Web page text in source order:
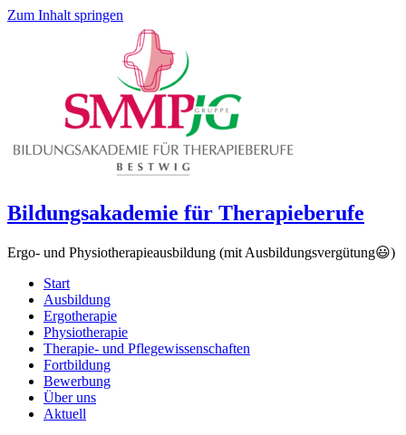
Zum Inhalt springen
Bildungsakademie für Therapieberufe
Ergo- und Physiotherapieausbildung (mit Ausbildungsvergütung😃)
Start
Ausbildung
Ergotherapie
Physiotherapie
Therapie- und Pflegewissenschaften
Fortbildung
Bewerbung
Über uns
Aktuell